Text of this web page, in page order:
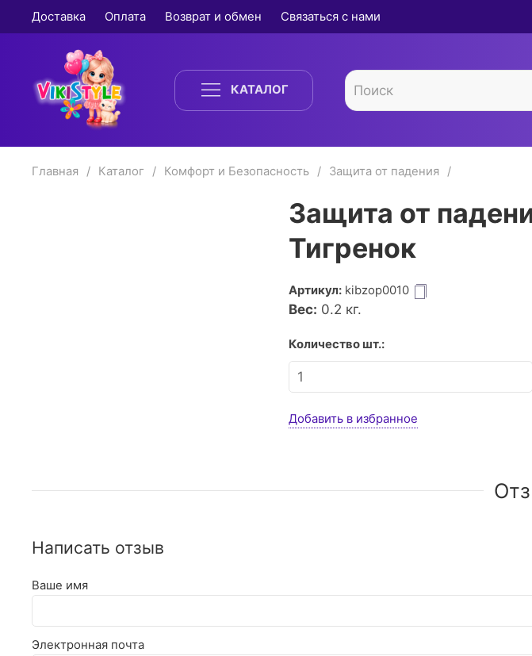
Доставка Оплата Возврат и обмен Связаться с нами
КАТАЛОГ
Главная Каталог Комфорт и Безопасность Защита от падения
Защита от
Тигренок
Артикул: kibzop0010
Вес: 0.2 кг.
Количество шт.:
Добавить в избранное
Написать отзыв
Ваше имя
Электронная почта